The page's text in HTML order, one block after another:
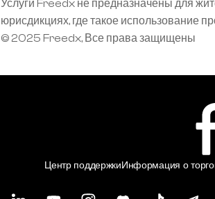
Услуги Freedx не предназначены для
юрисдикциях, где такое использование
© 2025 Freedx, Все права защищены
Центр поддержкиИнформация о